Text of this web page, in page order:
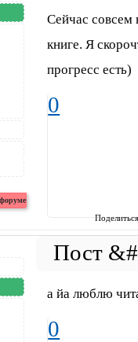
Сейчас совсем
книге. Я
прогресс есть)
0
а йа люблю
0